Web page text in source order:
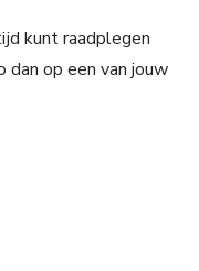
kunt raadplegen
op een van jouw